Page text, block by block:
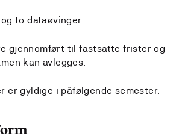
to dataøvinger.
gjennomført til fastsatte frister og
kan avlegges.
er gyldige i påfølgende semester.